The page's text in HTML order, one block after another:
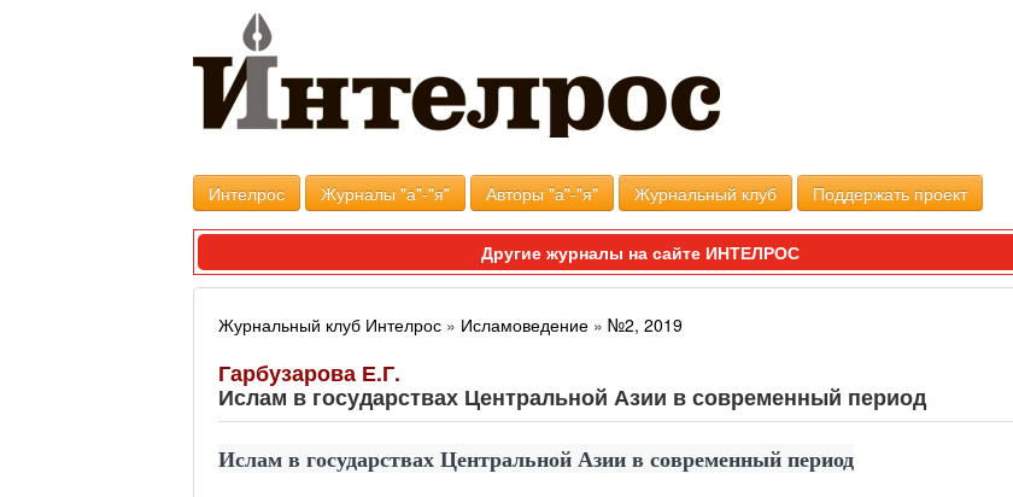
Интелрос Журналы "а"-"я" Авторы "а"-"я" Журнальный клуб Поддержать проект
Другие журналы на сайте ИНТЕЛРОС
Журнальный клуб Интелрос » Исламоведение » №2, 2019
Гарбузарова Е.Г.
Ислам в государствах Центральной Азии в современный период
Ислам в государствах Центральной Азии в современный период